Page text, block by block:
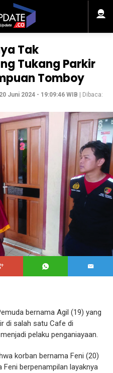
Tak
Tukang Parkir
Tomboy
Juni 2024 - 19:09:46 WIB | Dibaca:
bernama Agil (19) yang
di salah satu Cafe di
pelaku penganiayaan.
korban bernama Feni (20)
berpenampilan layaknya